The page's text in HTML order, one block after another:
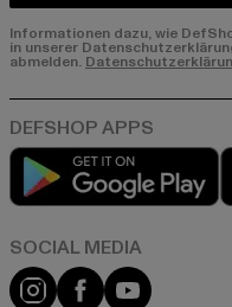
Informationen dazu, wie
in unserer
abmelden.
Instagram
FacebookYouTube